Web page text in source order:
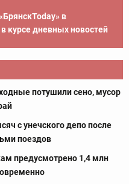
в
курсе дневных новостей
потушили сено, мусор
с унечского депо после
поездов
предусмотрено 1,4 млн